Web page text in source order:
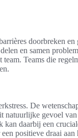
doorbreken
en samen
Teams die
De
natuurlijke gevoel
daarbij een
positieve draai